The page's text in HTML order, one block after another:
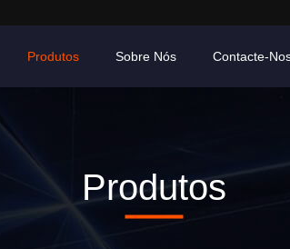
Produtos Sobre Nós Contacte-
Produtos